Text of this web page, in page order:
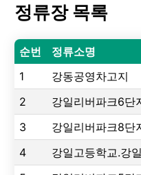
정류장 목록
순번
정류소명
1
강동공영차고지
2
강일리버파크6단
3
강일리버파크8단
4
강일고등학교.강